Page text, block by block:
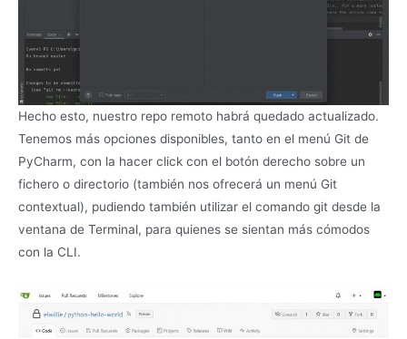
Hecho esto, nuestro repo remoto habrá quedado actualizado.
Tenemos más opciones disponibles, tanto en el menú Git de
PyCharm, con la hacer click con el botón derecho sobre un
fichero o directorio (también nos ofrecerá un menú Git
contextual), pudiendo también utilizar el comando git desde la
ventana de Terminal, para quienes se sientan más cómodos
con la CLI.